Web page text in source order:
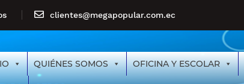
clientes@megapopular.com.ec
QUIÉNES SOMOS OFICINA Y ESCOLAR